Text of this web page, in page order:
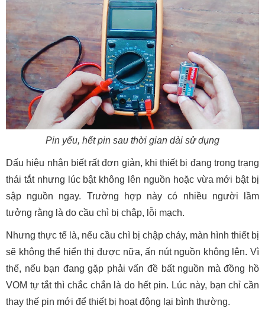
Pin yếu, hết pin sau thời gian dài sử dụng
Dấu hiệu nhận biết rất đơn giản, khi thiết bị đang trong trạng
thái tắt nhưng lúc bật không lên nguồn hoặc vừa mới bật bị
sập nguồn ngay. Trường hợp này có nhiều người lầm
tưởng rằng là do cầu chì bị chập, lỗi mạch.
Nhưng thực tế là, nếu cầu chì bị chập cháy, màn hình thiết bị
sẽ không thể hiển thị được nữa, ấn nút nguồn không lên. Vì
thế, nếu bạn đang gặp phải vấn đề bất nguồn mà đồng hồ
VOM tự tắt thì chắc chắn là do hết pin. Lúc này, bạn chỉ cần
thay thế pin mới để thiết bị hoạt động lại bình thường.